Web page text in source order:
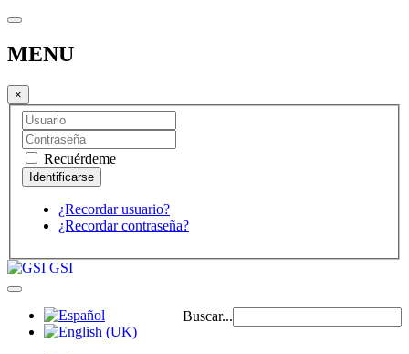
MENU
×
Recuérdeme
¿Recordar usuario?
¿Recordar contraseña?
GSI
Buscar...